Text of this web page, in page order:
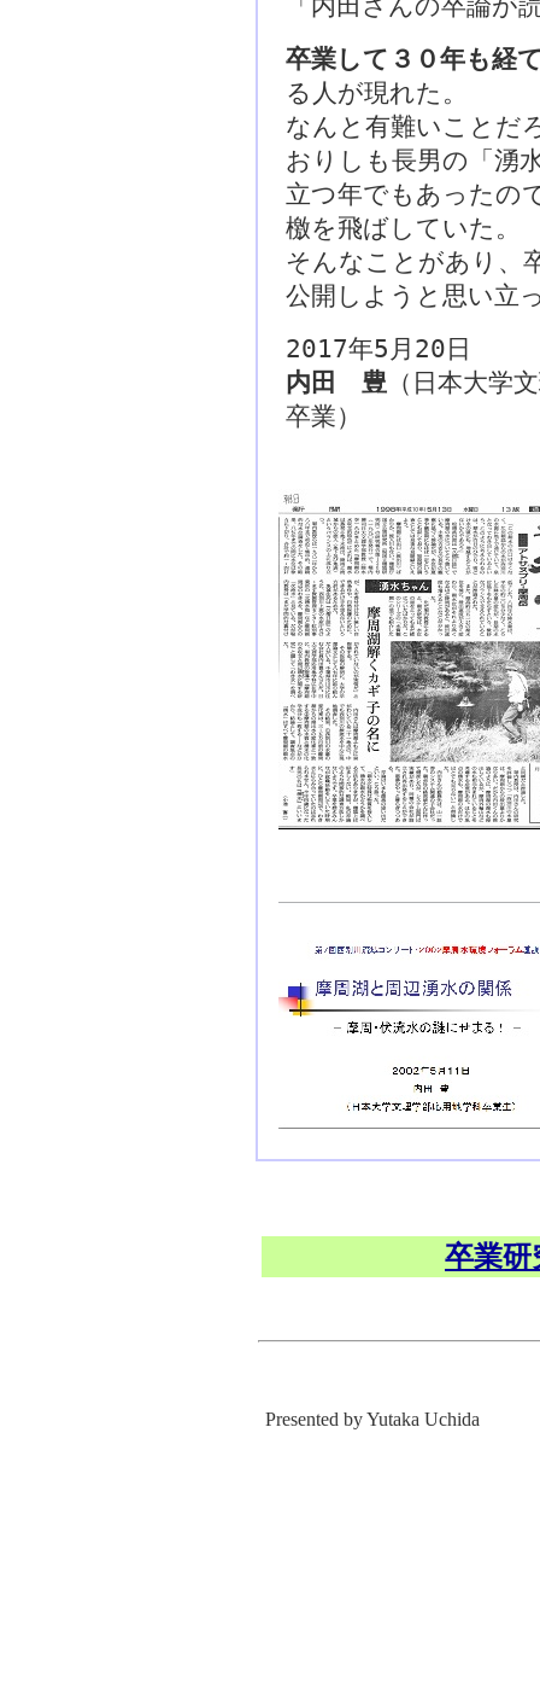
卒業して３０年も経
る人が現れた。
なんと有難いことだ
おりしも長男の「湧
立つ年でもあったの
檄を飛ばしていた。
そんなことがあり、
公開しようと思い立
2017年5月20日
内田 豊 （日本大学
卒業）
卒業
Presented by Yutaka Uchida